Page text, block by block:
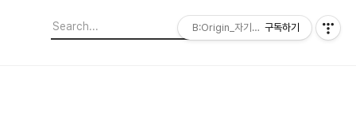
B:Origin_자기다움을 디자인합니다
구독하기